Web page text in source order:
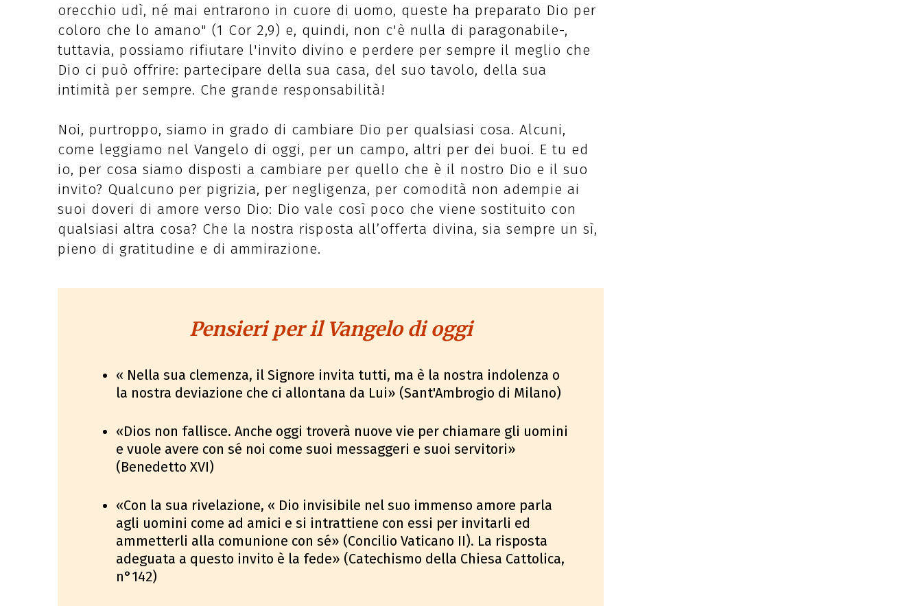
orecchio udì, né mai entrarono in cuore di uomo, queste ha preparato Dio per
coloro che lo amano" (1 Cor 2,9) e, quindi, non c'è nulla di paragonabile-,
tuttavia, possiamo rifiutare l'invito divino e perdere per sempre il meglio che
Dio ci può offrire: partecipare della sua casa, del suo tavolo, della sua
intimità per sempre. Che grande responsabilità!
Noi, purtroppo, siamo in grado di cambiare Dio per qualsiasi cosa. Alcuni,
come leggiamo nel Vangelo di oggi, per un campo, altri per dei buoi. E tu ed
io, per cosa siamo disposti a cambiare per quello che è il nostro Dio e il suo
invito? Qualcuno per pigrizia, per negligenza, per comodità non adempie ai
suoi doveri di amore verso Dio: Dio vale così poco che viene sostituito con
qualsiasi altra cosa? Che la nostra risposta all’offerta divina, sia sempre un sì,
pieno di gratitudine e di ammirazione.
Pensieri per il Vangelo di oggi
« Nella sua clemenza, il Signore invita tutti, ma è la nostra indolenza o
la nostra deviazione che ci allontana da Lui» (Sant'Ambrogio di Milano)
«Dios non fallisce. Anche oggi troverà nuove vie per chiamare gli uomini
e vuole avere con sé noi come suoi messaggeri e suoi servitori»
(Benedetto XVI)
«Con la sua rivelazione, « Dio invisibile nel suo immenso amore parla
agli uomini come ad amici e si intrattiene con essi per invitarli ed
ammetterli alla comunione con sé» (Concilio Vaticano II). La risposta
adeguata a questo invito è la fede» (Catechismo della Chiesa Cattolica,
n°142)